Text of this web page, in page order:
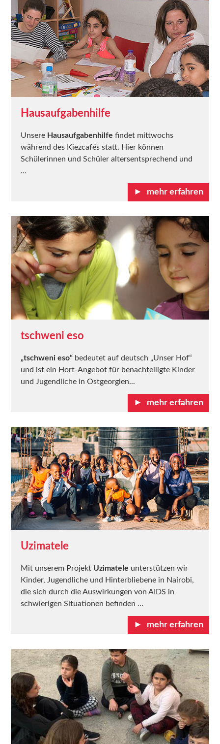
Hausaufgabenhilfe
Unsere Hausaufgabenhilfe findet mittwochs
während des Kiezcafés statt. Hier können
Schülerinnen und Schüler altersentsprechend und
…
mehr erfahren
tschweni eso
„tschweni eso“ bedeutet auf deutsch „Unser Hof“
und ist ein Hort-Angebot für benachteiligte Kinder
und Jugendliche in Ostgeorgien...
mehr erfahren
Uzimatele
Mit unserem Projekt Uzimatele unterstützen wir
Kinder, Jugendliche und Hinterbliebene in Nairobi,
die sich durch die Auswirkungen von AIDS in
schwierigen Situationen befinden …
mehr erfahren